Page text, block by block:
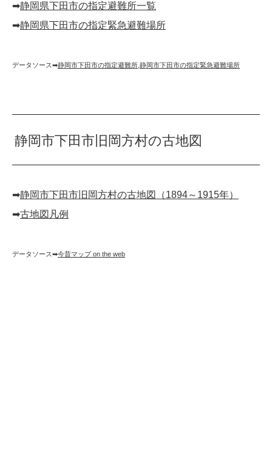
➡︎静岡県下田市の指定避難所一覧
➡︎静岡県下田市の指定緊急避難場所
データソース➡︎静岡市下田市の指定避難所 静岡市下田市の指定緊急避難場所
静岡市下田市旧岡方村の古地図
➡︎静岡市下田市旧岡方村の古地図（1894～1915年）
➡︎古地図凡例
データソース➡︎今昔マップ on the web